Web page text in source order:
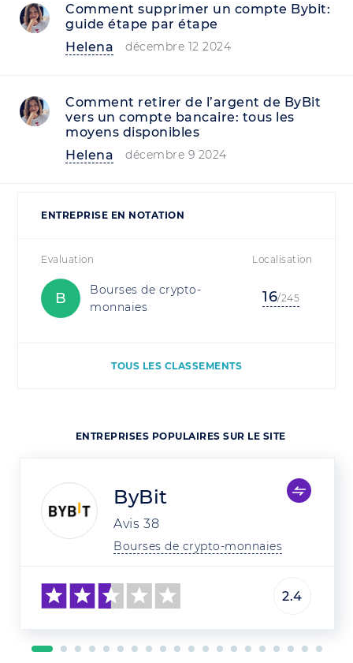
Comment supprimer un compte Bybit:
guide étape par étape
Helena
décembre 12 2024
Comment retirer de l’argent de ByBit
vers un compte bancaire: tous les
moyens disponibles
Helena
décembre 9 2024
ENTREPRISE EN NOTATION
Evaluation Localisation
B
Bourses de crypto-
monnaies
16/245
TOUS LES CLASSEMENTS
ENTREPRISES POPULAIRES SUR LE SITE
ByBit
Avis 38
Bourses de crypto-monnaies
2.4